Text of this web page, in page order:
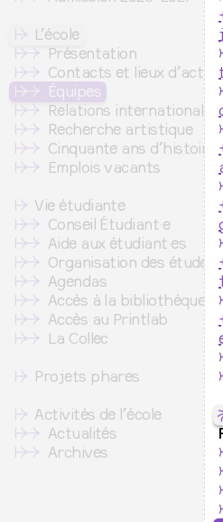
↦ L’école
↦⇒ Présentation
↦⇒ Contacts et lieux
↦⇒ Équipes
↦⇒ Relations internationales
↦⇒ Recherche artistique
↦⇒ Cinquante ans d’histoire
↦⇒ Emplois vacants
↦ Vie étudiante
↦⇒ Conseil Étudiant·e
↦⇒ Aide aux étudiant·es
↦⇒ Organisation des études
↦⇒ Agendas
↦⇒ Accès à la bibliothèque
↦⇒ Accès au Printlab
↦⇒ La Collec
↦ Projets phares
↦ Activités de l’école
↦⇒ Actualités
↦⇒ Archives